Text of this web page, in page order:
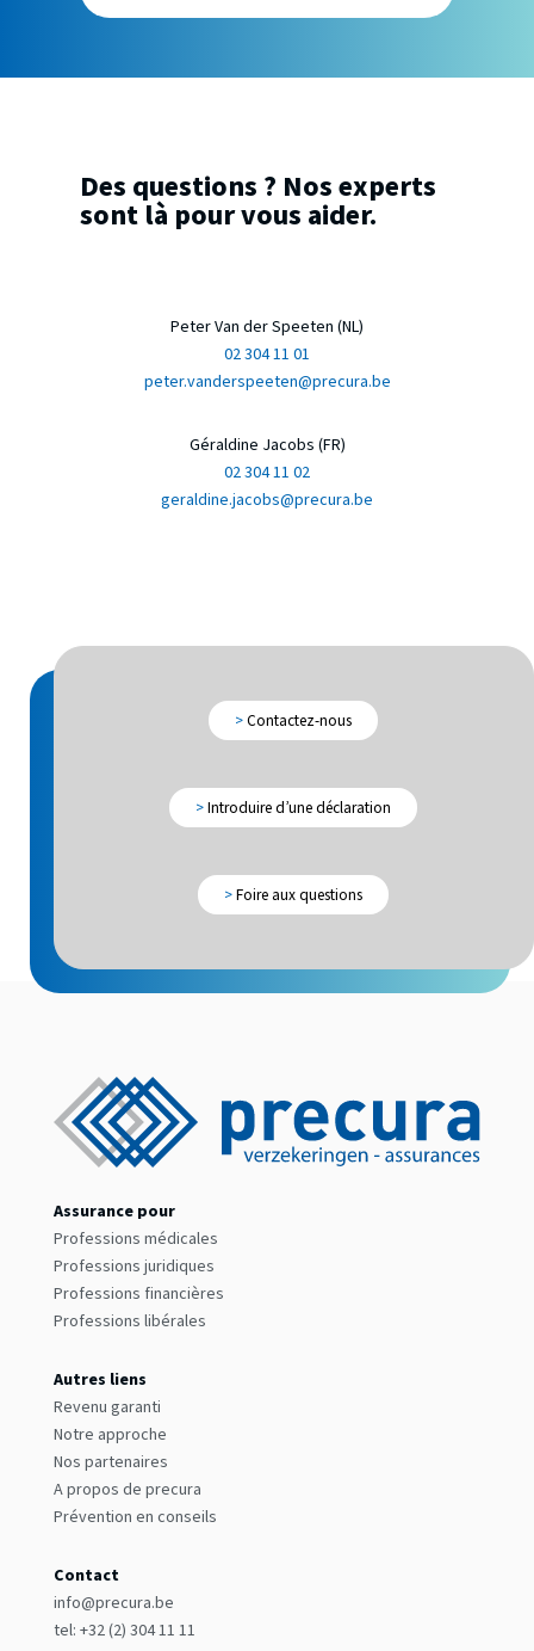
Des questions ? Nos experts
sont là pour vous aider.
Peter Van der Speeten (NL)
02 304 11 01
peter.vanderspeeten@precura.be
Géraldine Jacobs (FR)
02 304 11 02
geraldine.jacobs@precura.be
>Contactez-nous
>Introduire d’une déclaration
>Foire aux questions
Assurance pour
Professions médicales
Professions juridiques
Professions financières
Professions libérales
Autres liens
Revenu garanti
Notre approche
Nos partenaires
A propos de precura
Prévention en conseils
Contact
info@precura.be
tel: +32 (2) 304 11 11